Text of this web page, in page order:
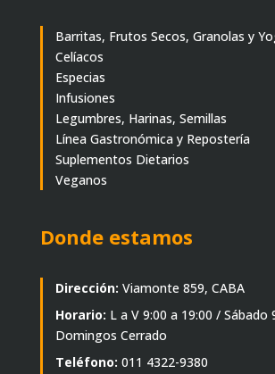
Barritas, Frutos Secos, Granolas y
Celíacos
Especias
Infusiones
Legumbres, Harinas, Semillas
Línea Gastronómica y Repostería
Suplementos Dietarios
Veganos
Donde estamos
Dirección: Viamonte 859, CABA
Horario: L a V 9:00 a 19:00 / Sábado
Domingos Cerrado
Teléfono: 011 4322-9380